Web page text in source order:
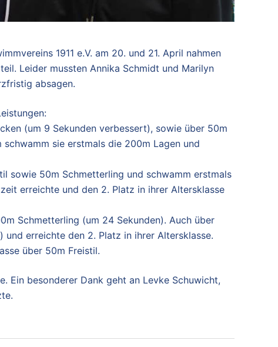
1911 e.V. am 20. und 21. April nahmen
Leider mussten Annika Schmidt und Marilyn
absagen.
(um 9 Sekunden verbessert), sowie über 50m
sie erstmals die 200m Lagen und
sowie 50m Schmetterling und schwamm erstmals
erreichte und den 2. Platz in ihrer Altersklasse
Schmetterling (um 24 Sekunden). Auch über
und erreichte den 2. Platz in ihrer Altersklasse.
über 50m Freistil.
Ein besonderer Dank geht an Levke Schuwicht,